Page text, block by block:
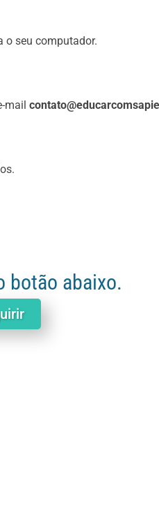
o seu computador.
mail
botão abaixo.